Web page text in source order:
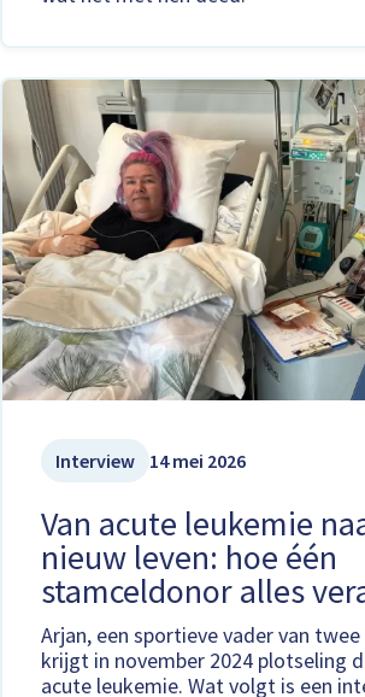
Interview 14 mei 2026
Van acute leukemie
nieuw leven: hoe één
stamceldonor alles
Arjan, een sportieve vader van
krijgt in november 2024 plotseling
acute leukemie. Wat volgt is een